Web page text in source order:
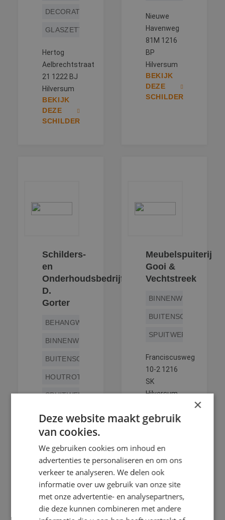
DECORATIESCHILDERWERK
GLASZETTEN
Hertog
Aelbrechtstraat
21 1222 BJ
Hilversum
BEKIJK
DEZE
SCHILDER
Nieuwe
Havenweg
81M 1216
BP
Hilversum
BEKIJK
DEZE
SCHILDER
Schilders-
en
Onderhoudsbedrijf
D.
Gorter
BEHANGWERK
BINNENWERK
BUITENSCHILDERWERK
HOUTROTREPARATIE
SPUITWERK
Primulastraat
51 1214 KT
BEKIJK
DEZE
SCHILDER
Meubelspuiterij
Gooi &
Vechtstreek
BINNENWERK
SPUITWERK
Franciscusweg
10-2 1216
SK
Hilversum
DEZE
SCHILDER
×
Deze website maakt gebruik
van cookies.
We gebruiken cookies om inhoud en
advertenties te personaliseren en om ons
verkeer te analyseren. We delen ook
informatie over uw gebruik van onze site
met onze advertentie- en analysepartners,
die deze kunnen combineren met andere